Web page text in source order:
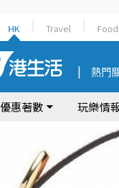
HK Travel Food
熱門
優惠著數 玩樂情